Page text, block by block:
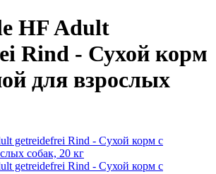
HF Adult
Rind - Сухой корм
для взрослых